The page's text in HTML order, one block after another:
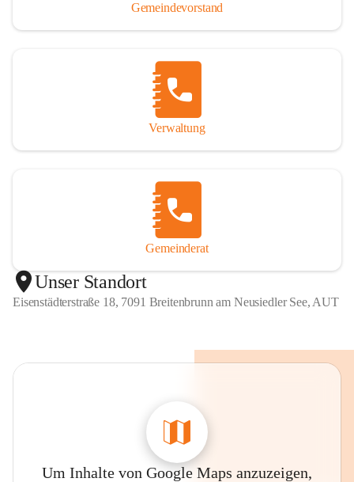
Gemeindevorstand
Verwaltung
Gemeinderat
Unser Standort
Eisenstädterstraße 18, 7091 Breitenbrunn am Neusiedler See, AUT
Um Inhalte von Google Maps anzuzeigen,